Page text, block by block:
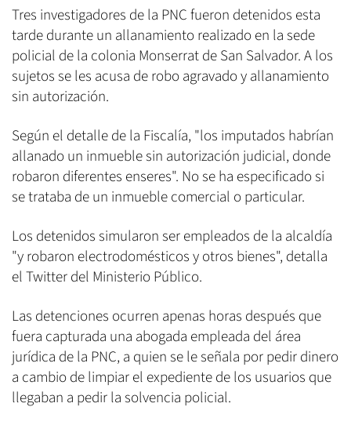
Tres investigadores de la PNC fueron detenidos esta
tarde durante un allanamiento realizado en la sede
policial de la colonia Monserrat de San Salvador. A los
sujetos se les acusa de robo agravado y allanamiento
sin autorización.
Según el detalle de la Fiscalía, "los imputados habrían
allanado un inmueble sin autorización judicial, donde
robaron diferentes enseres". No se ha especificado si
se trataba de un inmueble comercial o particular.
Los detenidos simularon ser empleados de la alcaldía
"y robaron electrodomésticos y otros bienes", detalla
el Twitter del Ministerio Público.
Las detenciones ocurren apenas horas después que
fuera capturada una abogada empleada del área
jurídica de la PNC, a quien se le señala por pedir dinero
a cambio de limpiar el expediente de los usuarios que
llegaban a pedir la solvencia policial.